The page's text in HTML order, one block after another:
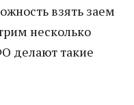
взять заем
несколько
делают такие